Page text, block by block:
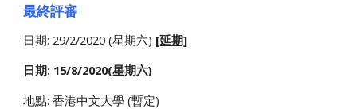
最終評審
日期: 29/2/2020 (星期六) [延期]
日期: 15/8/2020(星期六)
地點: 香港中文大學 (暫定)